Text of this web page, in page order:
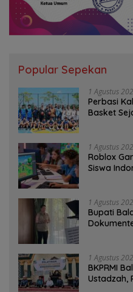
Popular Sepekan
1 Agustus
Perbasi
Basket
1 Agustus
Roblox
Siswa
1 Agustus
Bupati
1 Agustus
BKPRMI
Ustadzah,